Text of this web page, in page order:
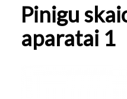
Pinigu
aparatai 1